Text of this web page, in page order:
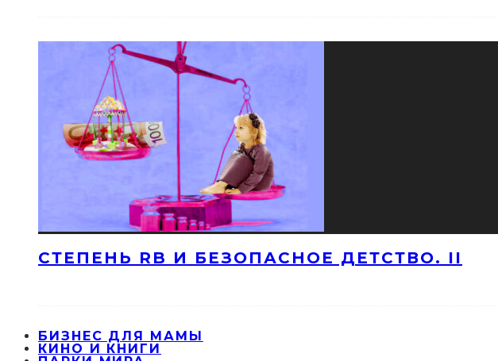
СТЕПЕНЬ RB И БЕЗОПАСНОЕ ДЕТСТВО. II
БИЗНЕС ДЛЯ МАМЫ
КИНО И КНИГИ